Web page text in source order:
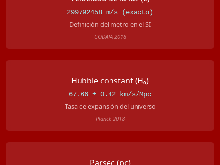
299792458 m/s (exacto)
Definición del metro en el SI
CODATA 2018
Hubble constant (H₀)
67.66 ± 0.42 km/s/Mpc
Tasa de expansión del universo
Planck 2018
Parsec (pc)